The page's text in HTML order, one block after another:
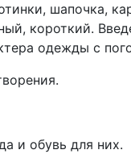
шапочка,
короткий.
одежды с
и обувь для них.